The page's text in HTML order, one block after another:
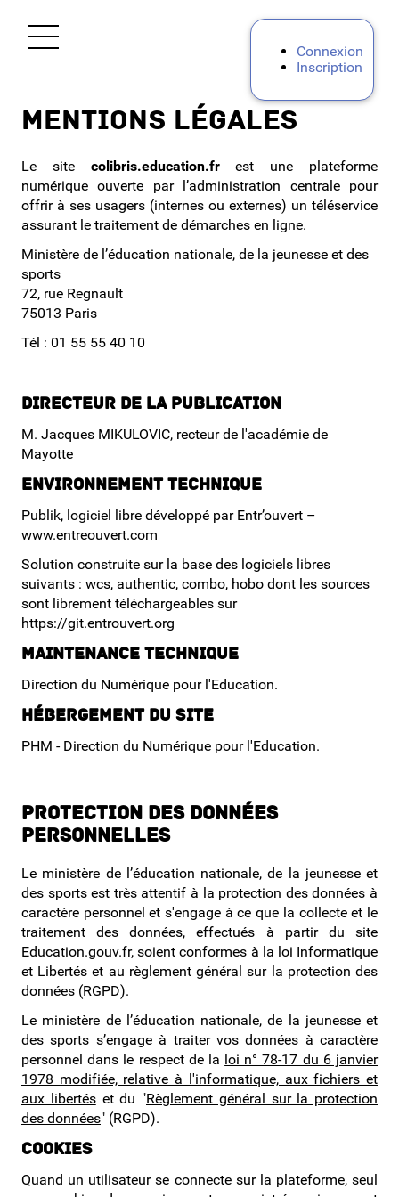
Connexion
Inscription
Ouvrir le menu
Tous personnels
EAFC
Mes demandes
Mes documents
Modifier les données du compte
Mentions légales
Le site colibris.education.frest une plateforme
numérique ouverte par l’administration centrale pour
offrir à ses usagers (internes ou externes) un téléservice
assurant le traitement de démarches en ligne.
Ministère de l’éducation nationale, de la jeunesse et des
sports
72, rue Regnault
75013 Paris
Tél : 01 55 55 40 10
Directeur de la publication
M. Jacques MIKULOVIC, recteur de l'académie de
Mayotte
Environnement technique
Publik, logiciel libre développé par Entr’ouvert –
www.entreouvert.com
Solution construite sur la base des logiciels libres
suivants : wcs, authentic, combo, hobo dont les sources
sont librement téléchargeables sur
https://git.entrouvert.org
Maintenance technique
Direction du Numérique pour l'Education.
Hébergement du site
PHM - Direction du Numérique pour l'Education.
Protection des données
personnelles
Le ministère de l’éducation nationale, de la jeunesse et
des sports est très attentif à la protection des données à
caractère personnel et s'engage à ce que la collecte et le
traitement des données, effectués à partir du site
Education.gouv.fr, soient conformes à la loi Informatique
et Libertés et au règlement général sur la protection des
données (RGPD).
Le ministère de l’éducation nationale, de la jeunesse et
des sports s’engage à traiter vos données à caractère
personnel dans le respect de la loi n° 78-17 du 6 janvier
1978 modifiée, relative à l'informatique, aux fichiers et
aux libertéset du "Règlement général sur la protection
des données" (RGPD).
Cookies
Quand un utilisateur se connecte sur la plateforme, seul